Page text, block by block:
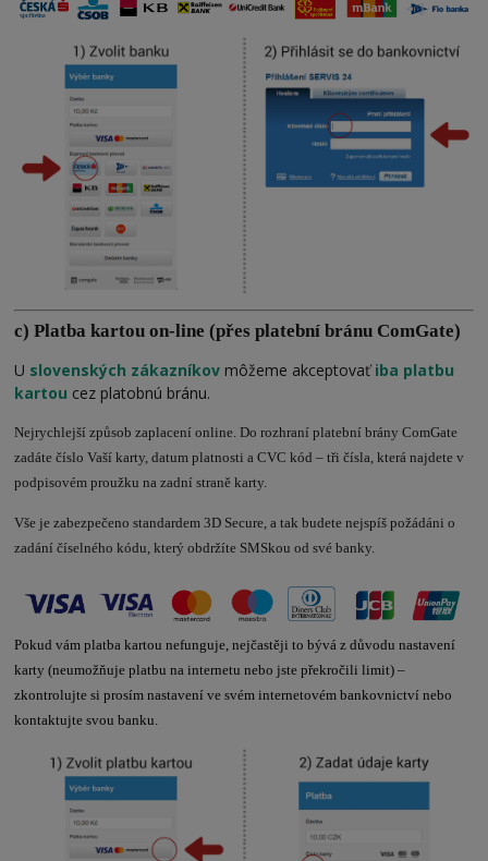
c) Platba kartou on-line (přes platební bránu ComGate)
U slovenských zákazníkov môžeme akceptovaťiba platbu
kartou cez platobnú bránu.
Nejrychlejší způsob zaplacení online. Do rozhraní platební brány ComGate
zadáte číslo Vaší karty, datum platnosti a CVC kód – tři čísla, která najdete v
podpisovém proužku na zadní straně karty.
Vše je zabezpečeno standardem 3D Secure, a tak budete nejspíš požádáni o
zadání číselného kódu, který obdržíte SMSkou od své banky.
Pokud vám platba kartou nefunguje, nejčastěji to bývá z důvodu nastavení
karty (neumožňuje platbu na internetu nebo jste překročili limit) –
zkontrolujte si prosím nastavení ve svém internetovém bankovnictví nebo
kontaktujte svou banku.